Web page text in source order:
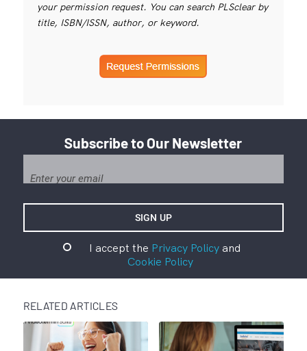
your permission request. You can search PLSclear by
title, ISBN/ISSN, author, or keyword.
Subscribe to Our Newsletter
I accept the Privacy Policyand
Cookie Policy
RELATED ARTICLES